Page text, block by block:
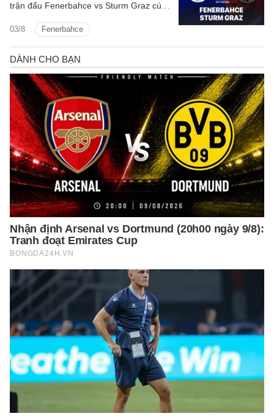
03/8 Fenerbahce
trận đấu Fenerbahce vs Sturm Graz cúp
hôm nay.